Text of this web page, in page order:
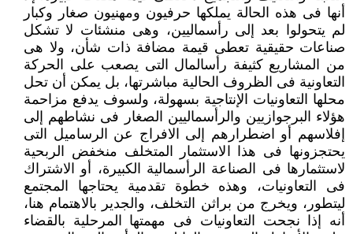
أنها فى هذه الحالة يملكها حرفيون ومهنيون صغار وكبار
لم يتحولوا بعد إلى رأسماليين، وهى منشئات لا تشكل
صناعات حقيقية تعطى قيمة مضافة ذات شأن، ولا هى
من المشاريع كثيفة رأسالمال التى يصعب على الحركة
التعاونية فى الظروف الحالية مباشرتها، بل يمكن أن تحل
محلها التعاونيات الإنتاجية بسهولة، ولسوف يدفع مزاحمة
هؤلاء البرجوازيين والرأسماليين الصغار فى نشاطهم إلى
إفلاسهم أو اضطرارهم إلى الافراج عن الرساميل التى
يحتجزونها فى هذا الاستثمار المتخلف منخفض الربحية
لاستثمارها فى الصناعة الرأسمالية الكبيرة، أو الاشتراك
فى التعاونيات، وهذه خطوة تقدمية يحتاجها المجتمع
ليتطور، ويخرج من براثن التخلف، والجدير بالاهتمام هنا،
أنه إذا نجحت التعاونيات فى مهمتها المرحلية بالقضاء